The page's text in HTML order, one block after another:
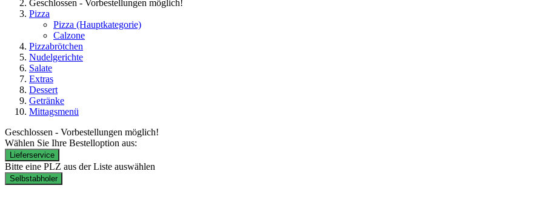
Geschlossen - Vorbestellungen möglich!
Pizza
Pizza (Hauptkategorie)
Calzone
Pizzabrötchen
Nudelgerichte
Salate
Extras
Dessert
Getränke
Mittagsmenü
Geschlossen - Vorbestellungen möglich!
Wählen Sie Ihre Bestelloption aus:
Lieferservice
Bitte eine PLZ aus der Liste auswählen
Selbstabholer